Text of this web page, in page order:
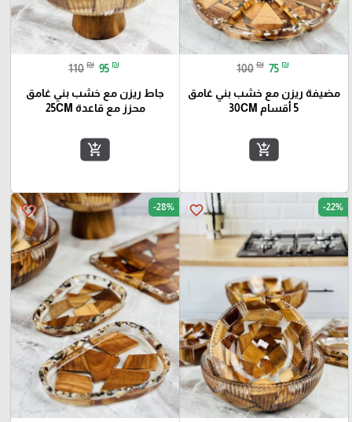
100 ₪ 75 ₪
مضيفة ريزن مع خشب بني غامق
5 أقسام 30CM
add_shopping_cart
110 ₪ 95 ₪
جاط ريزن مع خشب بني غامق
محزز مع قاعدة 25CM
add_shopping_cart
favorite_border -22%
favorite_border -28%